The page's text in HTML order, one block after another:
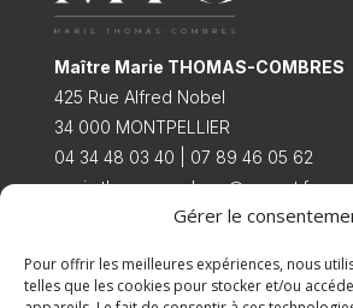
Gérer le
Pour offrir les meilleures expériences, nous
telles que les cookies pour stocker et/ou
Maître Marie THOMAS-COMBRES
425 Rue Alfred Nobel
34 000 MONTPELLIER
04 34 48 03 40 | 07 89 46 05 62
marie.thomascombres@avocat.fr
Présentation
Droit du travail